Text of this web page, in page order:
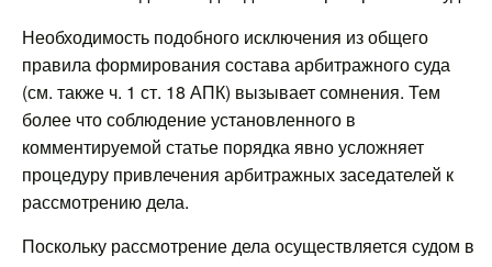
Необходимость подобного исключения из общего
правила формирования состава арбитражного суда
(см. также ч. 1 ст. 18 АПК) вызывает сомнения. Тем
более что соблюдение установленного в
комментируемой статье порядка явно усложняет
процедуру привлечения арбитражных заседателей к
рассмотрению дела.
Поскольку рассмотрение дела осуществляется судом в